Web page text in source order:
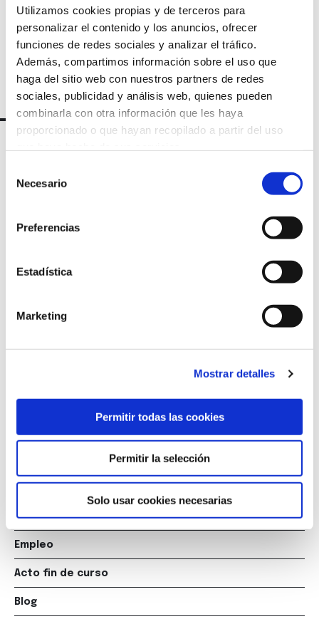
Utilizamos cookies propias y de terceros para
personalizar el contenido y los anuncios, ofrecer
funciones de redes sociales y analizar el tráfico.
Además, compartimos información sobre el uso que
haga del sitio web con nuestros partners de redes
sociales, publicidad y análisis web, quienes pueden
combinarla con otra información que les haya
proporcionado o que hayan recopilado a partir del uso
Necesario
Preferencias
Estadística
Marketing
Mostrar detalles
Permitir todas las cookies
Permitir la selección
Solo usar cookies necesarias
escuela@marcelomacias.com
La Escuela
Cursos
Empleo
Acto fin de curso
Blog